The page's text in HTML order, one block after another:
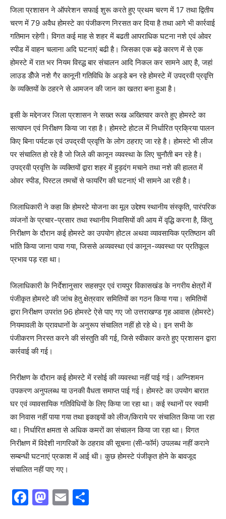
जिला प्रशासन ने ऑपरेशन सफाई शुरू करते हुए प्रथम चरण में 17 तथा द्वितीय
चरण में 79 अवैध होमस्टे का पंजीकरण निरसत कर दिया है तथा आगे भी कार्रवाई
गतिमान रहेगी। विगत कई माह से शहर में बढती आपराधिक घटना नशे एवं ओवर
स्पीड में वाहन चलाना अदि घटनाएं बढी है। जिसका एक बडे़ कारण में से एक
होमस्टे में रात भर नियम विस्द्ध बार संचालन आदि निकल कर सामने आए है, जहां
लाउड डीेजे नशे गैर कानूनी गतिविधि के अड्डे बन रहे होमस्टे में उपद्रवी प्रवृत्ति
के व्यक्तियों के ठहरने से आमजन की जान का खतरा बना हुआ है।
इसी के मद्देनजर जिला प्रशासन ने सख्त रूख अख्तियार करते हुए होमस्टे का
सत्यापन एवं निरीक्षण किया जा रहा है। होमस्टे होटल में निर्धारित प्रक्रिया पालन
किए बिना पर्यटक एवं उपद्रवी प्रवृत्ति के लोग ठहराए जा रहे है। होमस्टे भी लीज
पर संचालित हो रहे है जो जिले की कानून व्यवस्था के लिए चुनौती बन रहे है।
उपद्रवी प्रवृत्ति के व्यक्तियों द्वारा शहर में हुड़दंग मचाने तथा नशे की हालत में
ओवर स्पीड, पिस्टल तमचों से फायरिंग की घटनाएं भी सामने आ रही है।
जिलाधिकारी ने कहा कि होमस्टे योजना का मूल उद्देश्य स्थानीय संस्कृति, पारंपरिक
व्यंजनों के प्रचार-प्रसार तथा स्थानीय निवासियों की आय में वृद्धि करना है, किंतु
निरीक्षण के दौरान कई होमस्टे का उपयोग होटल अथवा व्यावसायिक प्रतिष्ठान की
भांति किया जाना पाया गया, जिससे अव्यवस्था एवं कानून-व्यवस्था पर प्रतिकूल
प्रभाव पड़ रहा था।
जिलाधिकारी के निर्देशानुसार सहसपुर एवं रायपुर विकासखंड के नगरीय क्षेत्रों में
पंजीकृत होमस्टे की जांच हेतु क्षेत्रवार समितियों का गठन किया गया। समितियों
द्वारा निरीक्षण उपरांत 96 होमस्टे ऐसे पाए गए जो उत्तराखण्ड गृह आवास (होमस्टे)
नियमावली के प्रावधानों के अनुरूप संचालित नहीं हो रहे थे। इन सभी के
पंजीकरण निरस्त करने की संस्तुति की गई, जिसे स्वीकार करते हुए प्रशासन द्वारा
कार्रवाई की गई।
निरीक्षण के दौरान कई होमस्टे में रसोई की व्यवस्था नहीं पाई गई। अग्निशमन
उपकरण अनुपलब्ध या उनकी वैधता समाप्त पाई गई। होमस्टे का उपयोग बारात
घर एवं व्यावसायिक गतिविधियों के लिए किया जा रहा था। कई स्थानों पर स्वामी
का निवास नहीं पाया गया तथा इकाइयों को लीज/किराये पर संचालित किया जा रहा
था। निर्धारित क्षमता से अधिक कमरों का संचालन किया जा रहा था। विगत
निरीक्षण में विदेशी नागरिकों के ठहराव की सूचना (सी-फॉर्म) उपलब्ध नहीं कराने
सम्बन्धी घटनाएं प्रकाश में आई थी। कुछ होमस्टे पंजीकृत होने के बावजूद
संचालित नहीं पाए गए।
F
M E